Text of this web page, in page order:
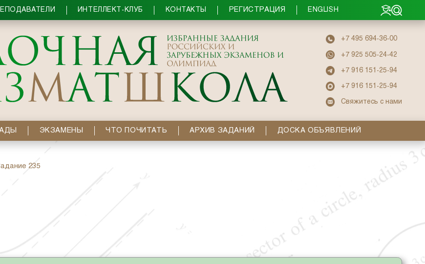
ИНТЕЛЛЕКТ-КЛУБ КОНТАКТЫ РЕГИСТРАЦИЯ ENGLISH
+7 495 694-36-00
+7 925 505-24-42
+7 916 151-25-94
+7 916 151-25-94
Свяжитесь с нами
ЭКЗАМЕНЫ ЧТО ПОЧИТАТЬ АРХИВ ЗАДАНИЙ ДОСКА ОБЪЯВЛЕНИЙ
235